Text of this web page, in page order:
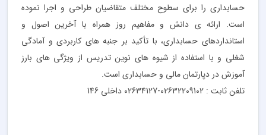
حسابداری را برای سطوح مختلف متقاضیان طراحی و اجرا نموده
است. ارائه ی دانش و مفاهیم روز همراه با آخرین اصول و
استانداردهای حسابداری، با تأکید بر جنبه های کاربردی و آمادگی
شغلی و با استفاده از شیوه های نوین تدریس از ویژگی های بارز
آموزش در دپارتمان مالی و حسابداری است.
تلفن ثابت : 02632209102-02634127 داخلی 146